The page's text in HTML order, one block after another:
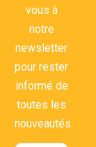
vous à
notre
newsletter
pour rester
informé de
toutes les
nouveautés.